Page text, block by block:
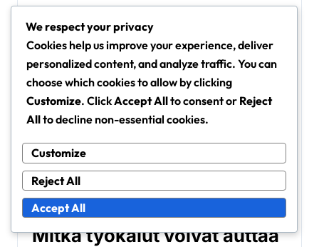
voimakkaan yhteisön tunteen ja kannustaa
uusia osallistujia osallistumaan aktiivisesti.
Mitkä työkalut voivat auttaa
We respect your privacy
Cookies help us improve your experience, deliver
personalized content, and analyze traffic. You can
choose which cookies to allow by clicking
Customize. ClickAccept Allto consent or Reject
Allto decline non-essential cookies.
Customize
Reject All
Accept All